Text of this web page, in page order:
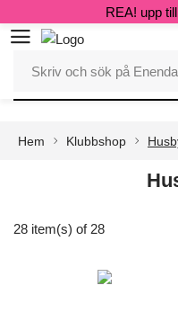
REA! upp
Hem Klubbshop
28 item(s) of 28